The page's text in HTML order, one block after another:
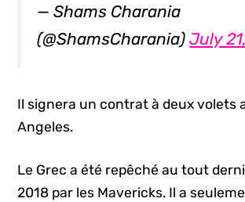
— Shams Charania
(@ShamsCharania)July
Il signera un contrat à deux volets
Angeles.
Le Grec a été repêché au tout
2018 par les Mavericks. Il a